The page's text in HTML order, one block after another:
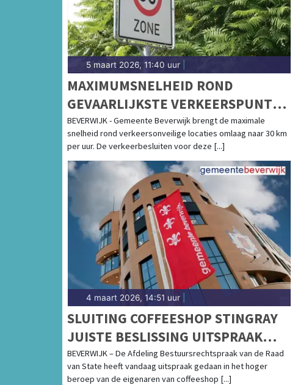
5 maart 2026, 11:40 uur
MAXIMUMSNELHEID ROND
GEVAARLIJKSTE VERKEERSPUNTEN
OMLAAG
BEVERWIJK - Gemeente Beverwijk brengt de maximale
snelheid rond verkeersonveilige locaties omlaag naar 30 km
per uur. De verkeerbesluiten voor deze [...]
4 maart 2026, 14:51 uur
SLUITING COFFEESHOP STINGRAY
JUISTE BESLISSING UITSPRAAK
RAAD VAN STATE: HOGER BEROEP
ONGEGROND
BEVERWIJK – De Afdeling Bestuursrechtspraak van de Raad
van State heeft vandaag uitspraak gedaan in het hoger
beroep van de eigenaren van coffeeshop [...]